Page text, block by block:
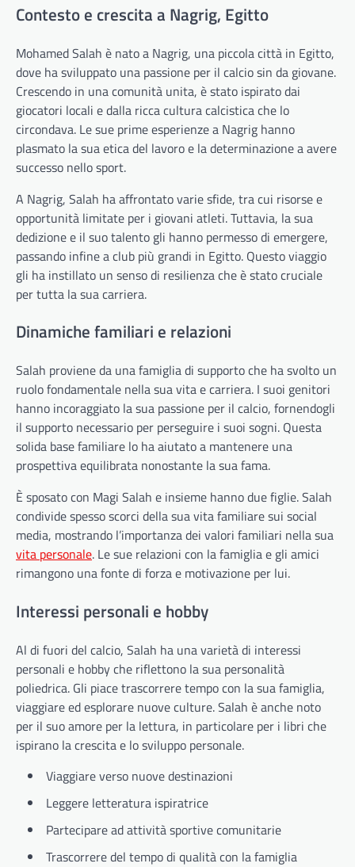
Contesto e crescita a Nagrig, Egitto
Mohamed Salah è nato a Nagrig, una piccola città in Egitto,
dove ha sviluppato una passione per il calcio sin da giovane.
Crescendo in una comunità unita, è stato ispirato dai
giocatori locali e dalla ricca cultura calcistica che lo
circondava. Le sue prime esperienze a Nagrig hanno
plasmato la sua etica del lavoro e la determinazione a avere
successo nello sport.
A Nagrig, Salah ha affrontato varie sfide, tra cui risorse e
opportunità limitate per i giovani atleti. Tuttavia, la sua
dedizione e il suo talento gli hanno permesso di emergere,
passando infine a club più grandi in Egitto. Questo viaggio
gli ha instillato un senso di resilienza che è stato cruciale
per tutta la sua carriera.
Dinamiche familiari e relazioni
Salah proviene da una famiglia di supporto che ha svolto un
ruolo fondamentale nella sua vita e carriera. I suoi genitori
hanno incoraggiato la sua passione per il calcio, fornendogli
il supporto necessario per perseguire i suoi sogni. Questa
solida base familiare lo ha aiutato a mantenere una
prospettiva equilibrata nonostante la sua fama.
È sposato con Magi Salah e insieme hanno due figlie. Salah
condivide spesso scorci della sua vita familiare sui social
media, mostrando l’importanza dei valori familiari nella sua
vita personale. Le sue relazioni con la famiglia e gli amici
rimangono una fonte di forza e motivazione per lui.
Interessi personali e hobby
Al di fuori del calcio, Salah ha una varietà di interessi
personali e hobby che riflettono la sua personalità
poliedrica. Gli piace trascorrere tempo con la sua famiglia,
viaggiare ed esplorare nuove culture. Salah è anche noto
per il suo amore per la lettura, in particolare per i libri che
ispirano la crescita e lo sviluppo personale.
Viaggiare verso nuove destinazioni
Leggere letteratura ispiratrice
Partecipare ad attività sportive comunitarie
Trascorrere del tempo di qualità con la famiglia